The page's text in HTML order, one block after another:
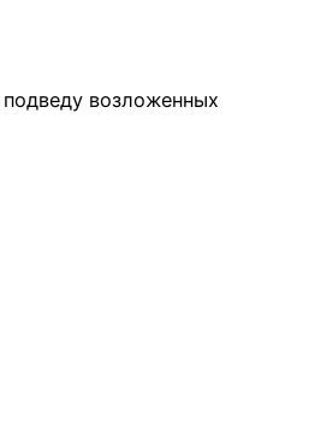
возложенных